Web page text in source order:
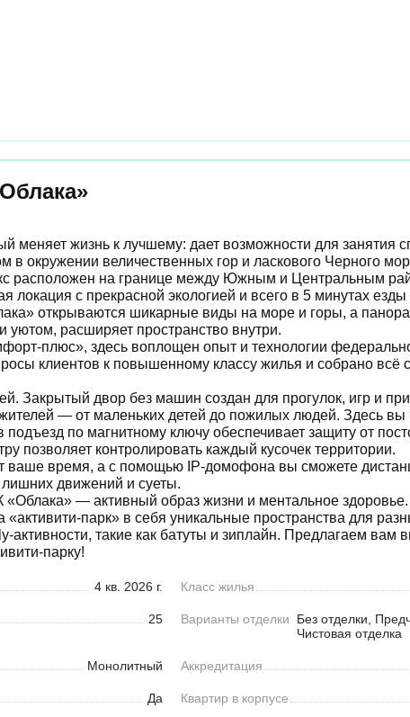
меняет жизнь к лучшему: дает возможности для занятия
в окружении величественных гор и ласкового Черного
расположен на границе между Южным и Центральным
локация с прекрасной экологией и всего в 5 минутах
открываются шикарные виды на море и горы, а
уютом, расширяет пространство внутри.
плюс», здесь воплощен опыт и технологии
клиентов к повышенному классу жилья и собрано всё
Закрытый двор без машин создан для прогулок, игр и
— от маленьких детей до пожилых людей. Здесь вы
подъезд по магнитному ключу обеспечивает защиту от
позволяет контролировать каждый кусочек территории.
ваше время, а с помощью IP-домофона вы сможете
лишних движений и суеты.
«Облака» — активный образ жизни и ментальное
парк» в себя уникальные пространства для
активности, такие как батуты и зиплайн. Предлагаем вам
парку!
4 кв. 2026 г. Класс жилья
25 Варианты отделки
Без отделки,
Чистовая отделка
Монолитный Аккредитация
Да Квартир в корпусе